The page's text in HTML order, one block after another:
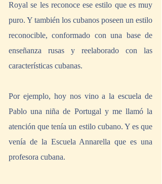
Royal se les reconoce ese estilo que es muy
puro. Y también los cubanos poseen un estilo
reconocible, conformado con una base de
enseñanza rusas y reelaborado con las
características cubanas.
Por ejemplo, hoy nos vino a la escuela de
Pablo una niña de Portugal y me llamó la
atención que tenía un estilo cubano. Y es que
venía de la Escuela Annarella que es una
profesora cubana.